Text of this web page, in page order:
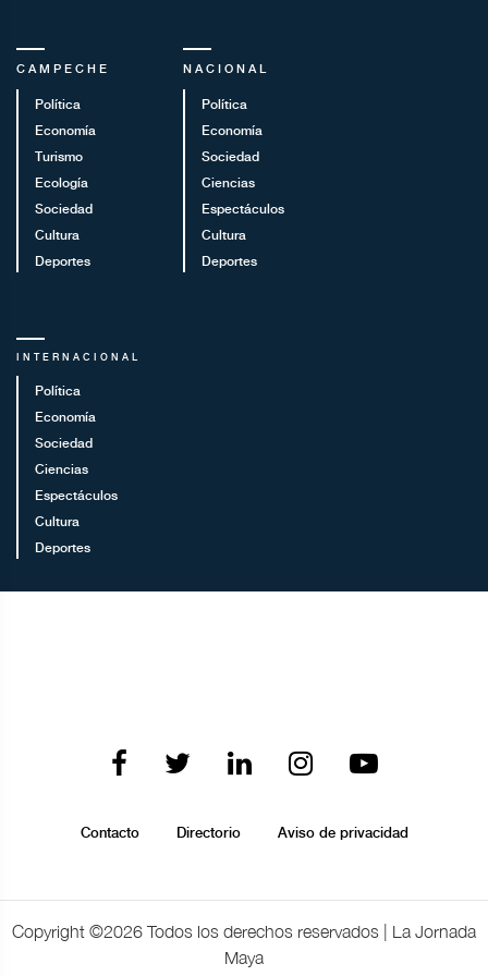
CAMPECHE
Política
Economía
Turismo
Ecología
Sociedad
Cultura
Deportes
NACIONAL
Política
Economía
Sociedad
Ciencias
Espectáculos
Cultura
Deportes
INTERNACIONAL
Política
Economía
Sociedad
Ciencias
Espectáculos
Cultura
Deportes
Contacto Directorio Aviso de privacidad
Copyright ©2026 Todos los derechos reservados | La Jornada
Maya